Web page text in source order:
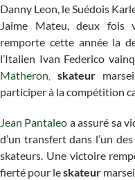
Danny Leon, le Suédois
Jaime Mateu, deux fois
remporte cette année la
l’Italien Ivan Federico
Matheron, skateur
participer à la compétition
Jean Pantaleo a assuré sa
d’un transfert dans l’un
skateurs. Une victoire
fierté pour leskateur